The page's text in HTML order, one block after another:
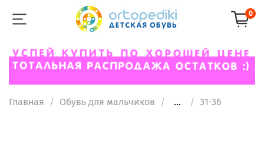
0
Главная Обувь для мальчиков ... 31-36